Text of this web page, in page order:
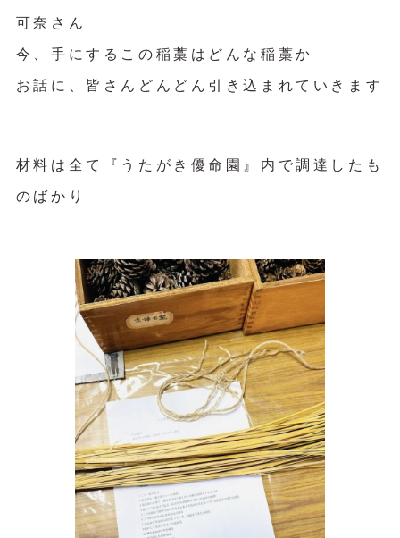
可奈さん
今、手にするこの稲藁はどんな稲藁か
お話に、皆さんどんどん引き込まれていきます
材料は全て『うたがき優命園』内で調達したも
のばかり